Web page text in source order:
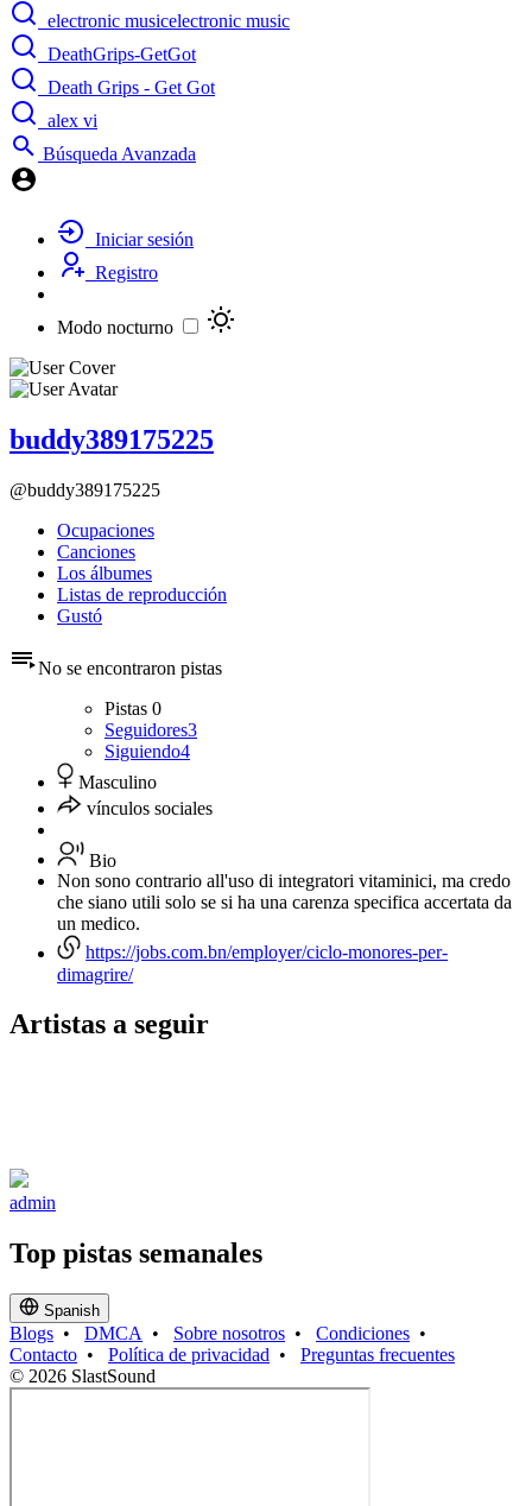
electronic musicelectronic music
DeathGrips-GetGot
Death Grips - Get Got
alex vi
Búsqueda Avanzada
Iniciar sesión
Registro
Modo nocturno
buddy389175225
@buddy389175225
Ocupaciones
Canciones
Los álbumes
Listas de reproducción
Gustó
No se encontraron pistas
Pistas 0
Seguidores3
Siguiendo4
Masculino
vínculos sociales
Bio
Non sono contrario all'uso di integratori vitaminici, ma credo
che siano utili solo se si ha una carenza specifica accertata da
un medico.
https://jobs.com.bn/employer/ciclo-monores-per-
dimagrire/
Artistas a seguir
admin
Top pistas semanales
Spanish
Blogs • DMCA • Sobre nosotros • Condiciones •
Contacto • Política de privacidad • Preguntas frecuentes
© 2026 SlastSound